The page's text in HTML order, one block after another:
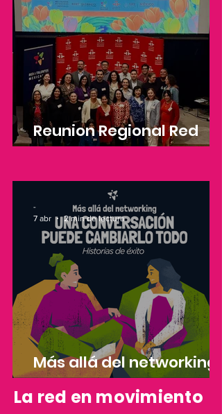
Reunion Regional Red
Global MX en Europa
2026
Más allá del networking:
Historias de éxito
-
7 abr
2 min de lectura
La red en movimiento